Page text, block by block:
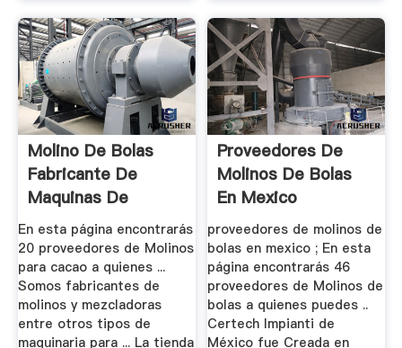
Molino De Bolas
Fabricante De
Maquinas De
Mexico
En esta página encontrarás
20 proveedores de Molinos
para cacao a quienes ...
Somos fabricantes de
molinos y mezcladoras
entre otros tipos de
maquinaria para ... La tienda
Proveedores De
Molinos De Bolas
En Mexico
proveedores de molinos de
bolas en mexico ; En esta
página encontrarás 46
proveedores de Molinos de
bolas a quienes puedes ..
Certech Impianti de
México fue Creada en